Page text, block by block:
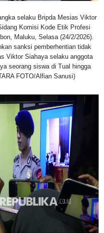
selaku Bripda Mesias Viktor
Komisi Kode Etik Profesi
Maluku, Selasa (24/2/2026).
sanksi pemberhentian tidak
Viktor Siahaya selaku anggota
seorang siswa di Tual hingga
FOTO/Alfian Sanusi)